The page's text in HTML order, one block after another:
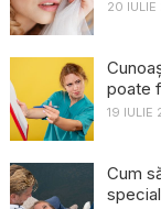
20
poate
19 IULIE
Cum